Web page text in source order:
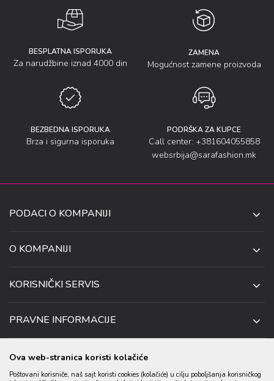
BESPLATNA ISPORUKA
Za narudžbine iznad 4000 din
ZAMENA
Mogućnost zamene proizvoda
BEZBEDNA ISPORUKA
Brza i sigurna isporuka
PODRŠKA ZA KUPCE
Call center: +381604055858
websrbija@sarafashion.mk
PODACI O KOMPANIJI
UL. ANETE ANDREJEVIĆ 13
NIŠ 18106, SRBIJA
+381 (0)60 4055 858
WEBSRBIJA@SARAFASHION.MK
O KOMPANIJI
SARADNJA
KONTAKT PODACI
KORISNIČKI SERVIS
USLOVI ZA OTKAZIVANJE I ZAMENU
REKLAMACIJA
PRAVNE INFORMACIJE
Ova web-stranica koristi kolačiće
Poštovani korisniče, naš sajt koristi cookies (kolačiće) u cilju poboljšanja korisničkog